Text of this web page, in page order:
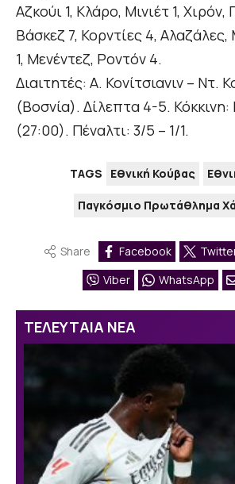
Αζκούι 1, Κλάρο, Μινιέτ 1, Χιρόν,
Βάσκεζ 7, Κορντίες 4,
1, Μενέντεζ, Ροντόν 4.
Διαιτητές: Α. Κονίτσιανιν – Ντ.
(Βοσνία). Δίλεπτα 4-5. Κόκκινη:
(27:00). Πέναλτι: 3/5 – 1/1.
TAGS Εθνική Κούβας
Παγκόσμιο Πρωτάθλημα
Share Facebook
Viber
WhatsApp
ΤΕΛΕΥΤΑΙΑ ΝΕΑ